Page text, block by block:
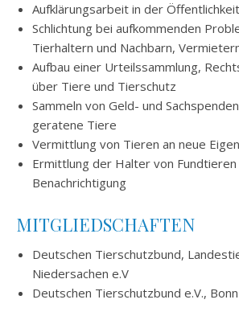
Aufklärungsarbeit in der Öffentlichkeit
Schlichtung bei aufkommenden
Tierhaltern und Nachbarn,
Aufbau einer Urteilssammlung,
über Tiere und Tierschutz
Sammeln von Geld- und
geratene Tiere
Vermittlung von Tieren an neue
Ermittlung der Halter von Fundtieren
Benachrichtigung
MITGLIEDSCHAFTEN
Deutschen Tierschutzbund,
Niedersachen e.V
Deutschen Tierschutzbund e.V., Bonn